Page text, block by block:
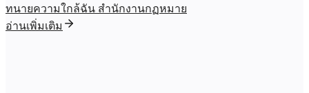
ทนายความใกล้ฉัน สำนักงานกฏหมาย
อ่านเพิ่มเติม